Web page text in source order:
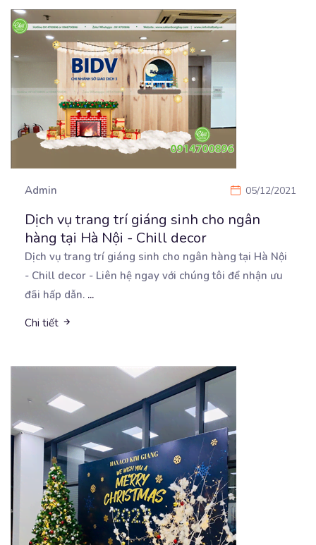
Admin 05/12/2021
Dịch vụ trang trí giáng sinh cho ngân
hàng tại Hà Nội - Chill decor
Dịch vụ trang trí giáng sinh cho ngân hàng tại Hà Nội
- Chill decor - Liên hệ ngay với chúng tôi để nhận ưu
đãi hấp dẫn. ...
Chi tiết